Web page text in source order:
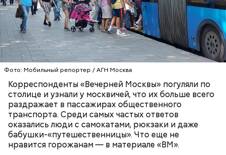
Фото: Мобильный репортер / АГН Москва
Корреспонденты «Вечерней Москвы» погуляли по
столице и узнали у москвичей, что их больше всего
раздражает в пассажирах общественного
транспорта. Среди самых частых ответов
оказались люди с самокатами, рюкзаки и даже
бабушки-«путешественницы». Что еще не
нравится горожанам — в материале «ВМ».
— Рюкзаки большие прямо бесит, когда не
снимают. Если едешь в час пик, обязательно тебя
чем-нибудь заденут, — сказала Александра, 19 лет.
ТРАНСПОРТ ПАССАЖИРЫ МОСКВА